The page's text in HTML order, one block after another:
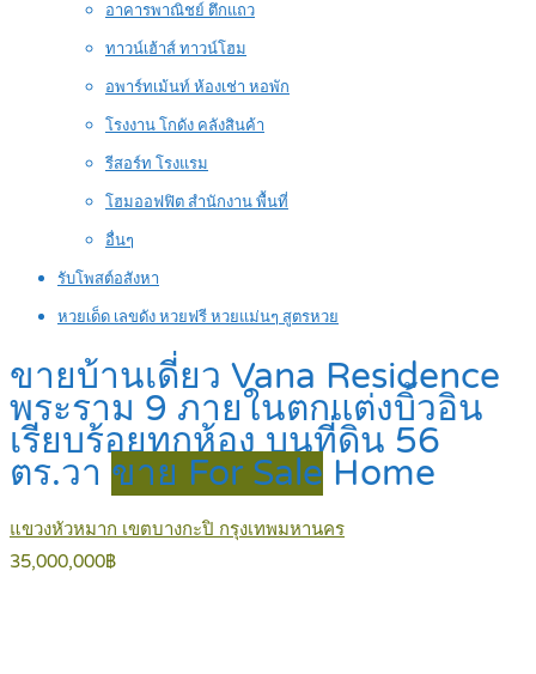
อาคารพาณิชย์ ตึกแถว
ทาวน์เฮ้าส์ ทาวน์โฮม
อพาร์ทเม้นท์ ห้องเช่า หอพัก
โรงงาน โกดัง คลังสินค้า
รีสอร์ท โรงแรม
โฮมออฟฟิต สำนักงาน พื้นที่
อื่นๆ
รับโพสต์อสังหา
หวยเด็ด เลขดัง หวยฟรี หวยแม่นๆ สูตรหวย
ขายบ้านเดี่ยว Vana Residence
พระราม 9 ภายในตกแต่งบิ้วอิน
เรียบร้อยทุกห้อง บนที่ดิน 56
ตร.วา ขาย For Sale Home
แขวงหัวหมาก เขตบางกะปิ กรุงเทพมหานคร
35,000,000฿